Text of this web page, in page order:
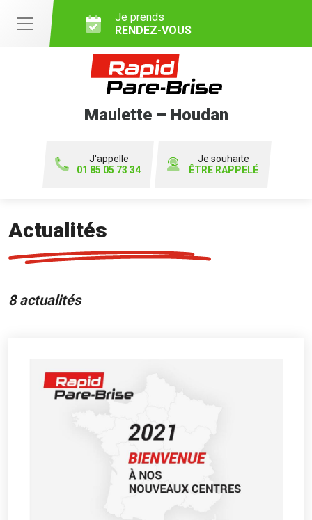
Je prends
RENDEZ-VOUS
Maulette – Houdan
J'appelle
01 85 05 73 34
Je souhaite
ÊTRE RAPPELÉ
Actualités
8 actualités